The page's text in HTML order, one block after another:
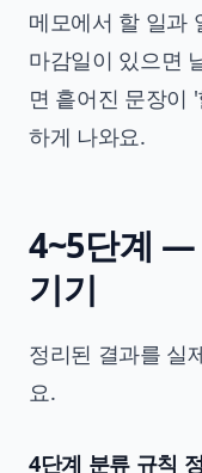
메모에서 할 일과
마감일이 있으면
면 흩어진 문장이
하게 나와요.
4~5단계 —
기기
정리된 결과를 실
요.
4단계 분류 규칙